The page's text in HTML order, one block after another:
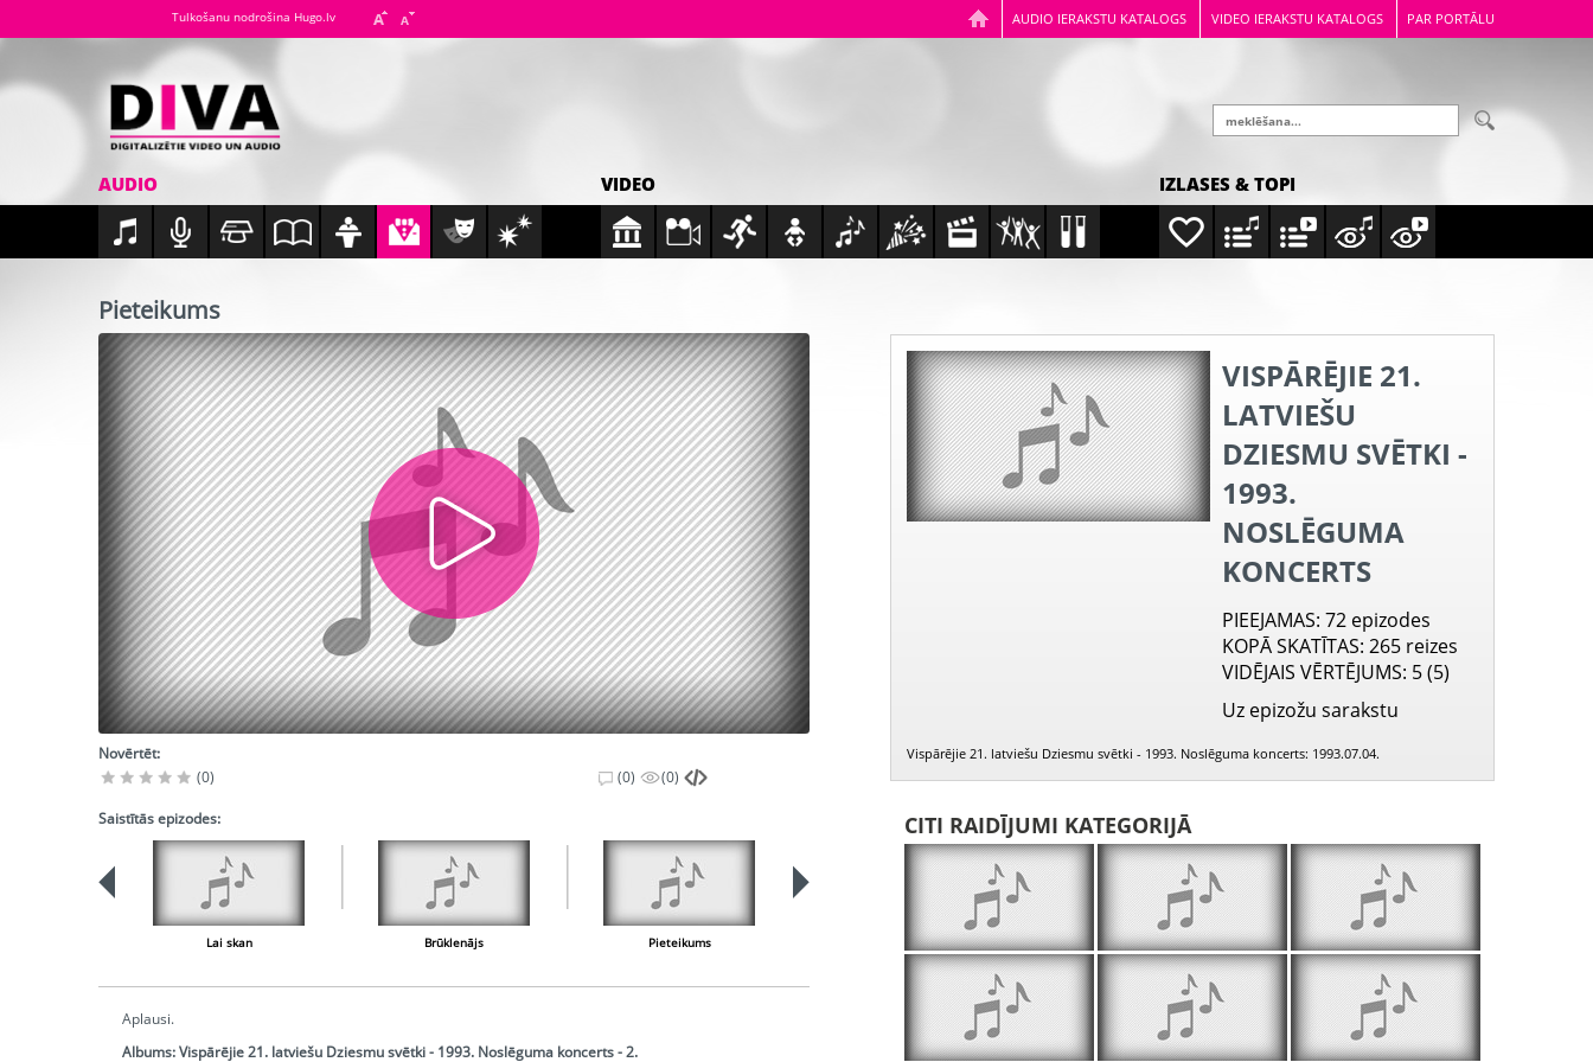
AUDIO IERAKSTU KATALOGS VIDEO IERAKSTU KATALOGS PAR PORTĀLU
Tulkošanu nodrošina Hugo.lv
AUDIO VIDEO IZLASES & TOPI
Pieteikums
Novērtēt:
(0)
(0) (0)
Saistītās epizodes:
Lai skan Brūklenājs Pieteikums Rūdolfa smaids Pieteikums Alutiņš
Aplausi.
Albums:Vispārējie 21. latviešu Dziesmu svētki - 1993. Noslēguma koncerts - 2.
VISPĀRĒJIE 21.
LATVIEŠU
DZIESMU SVĒTKI -
1993.
NOSLĒGUMA
KONCERTS
PIEEJAMAS: 72 epizodes
KOPĀ SKATĪTAS: 265 reizes
VIDĒJAIS VĒRTĒJUMS: 5 (5)
Uz epizožu sarakstu
Vispārējie 21. latviešu Dziesmu svētki - 1993. Noslēguma koncerts: 1993.07.04.
CITI RAIDĪJUMI KATEGORIJĀ